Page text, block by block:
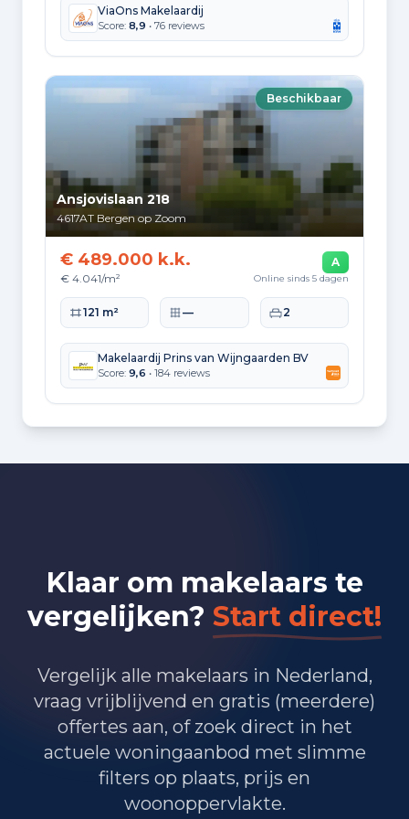
Hoekwoning
Gas: 942 • Elektriciteit: 2.697
Gas: 593 • Elektriciteit: 2.060
Koopwoning
Gas: 936 • Elektriciteit: 2.814
Appartement
Gas: 507 • Elektriciteit: 1.926
Tussenwoning
Gas: 837 • Elektriciteit: 2.548
Vrijstaande woning
Twee-onder-één-kap woning
Gas: 1.097 • Elektriciteit: 3.120
Bedrijvigheid in Bergen op
Zoom (2025)
Zakelijke dienstverlening 1.575
Overheid, onderwijs en zorg 1.370
Landbouw, bosbouw en visserij 60
Vervoer, informatie en communicatie
Financiele diensten en onroerendgoed 280
Cultuur, recreatie en overige diensten
ViaOns Makelaardij
Score: 8,9 • 76 reviews
Beschikbaar
Ansjovislaan 218
4617AT Bergen op Zoom
€ 489.000 k.k.
€ 4.041/m²
A
Online sinds 5 dagen
Woonoppervlakte
121 m² Perceeloppervlakte
— Slaapkamers
2
Makelaardij Prins van Wijngaarden BV
Score: 9,6 • 184 reviews
Klaar om makelaars te
vergelijken? Start direct!
Vergelijk alle makelaars in Nederland,
vraag vrijblijvend en gratis (meerdere)
offertes aan, of zoek direct in het
actuele woningaanbod met slimme
filters op plaats, prijs en
woonoppervlakte.